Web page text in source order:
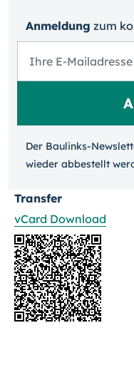
Anmeldung zum
Der Baulinks-
wieder ab­bestellt
Transfer
vCard Download